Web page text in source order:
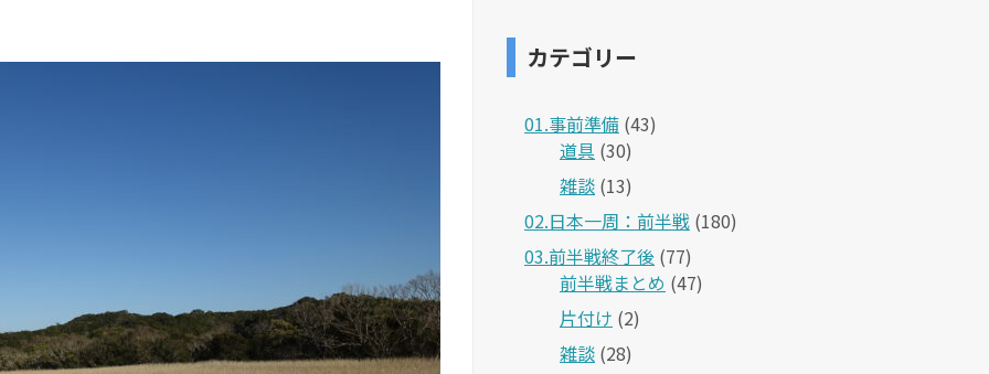
カテゴリー
01.事前準備 (43)
道具 (30)
雑談 (13)
02.日本一周：前半戦 (180)
03.前半戦終了後 (77)
前半戦まとめ (47)
片付け (2)
雑談 (28)